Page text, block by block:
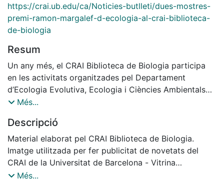
https://crai.ub.edu/ca/Noticies-butlleti/dues-mostres-
premi-ramon-margalef-d-ecologia-al-crai-biblioteca-
de-biologia
Resum
Un any més, el CRAI Biblioteca de Biologia participa
en les activitats organitzades pel Departament
d’Ecologia Evolutiva, Ecologia i Ciències Ambientals
de la Facultat de Biologia, amb motiu del lliurament
Generalitat de Catalunya des del 2004 en memòria del
professor Ramon Margalef, catedràtic emèrit de la
Universitat de Barcelona i un dels màxims exponents
de l’ecologia a escala mundial.
Més...
Descripció
Material elaborat pel CRAI Biblioteca de Biologia.
Imatge utilitzada per fer publicitat de novetats del
CRAI de la Universitat de Barcelona - Vitrina
Novembre 2021.
Més...